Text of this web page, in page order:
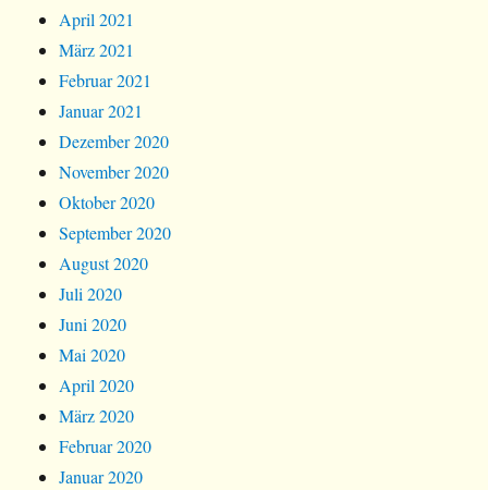
April 2021
März 2021
Februar 2021
Januar 2021
Dezember 2020
November 2020
Oktober 2020
September 2020
August 2020
Juli 2020
Juni 2020
Mai 2020
April 2020
März 2020
Februar 2020
Januar 2020